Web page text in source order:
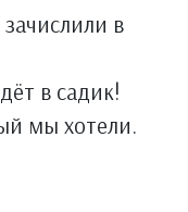
в
в садик!
мы хотели.